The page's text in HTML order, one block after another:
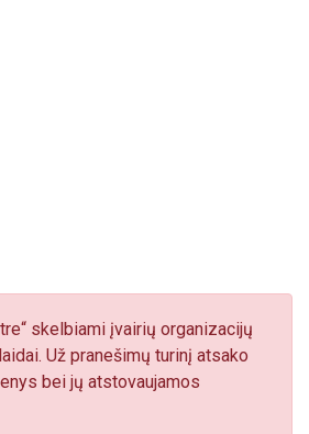
skelbiami įvairių organizacijų
Už pranešimų turinį atsako
bei jų atstovaujamos